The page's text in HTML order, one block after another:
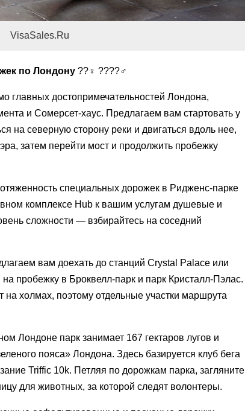
VisaSales.Ru
по Лондону ??‍♀️ ????‍♂️
главных достопримечательностей Лондона,
и Сомерсет-хаус. Предлагаем вам стартовать у
на северную сторону реки и двигаться вдоль нее,
затем перейти мост и продолжить пробежку
специальных дорожек в Ридженс-парке
комплексе Hub к вашим услугам душевые и
сложности — взбирайтесь на соседний
вам доехать до станций Crystal Palace или
пробежку в Броквелл-парк и парк Кристалл-Пэлас.
холмах, поэтому отдельные участки маршрута
Лондоне парк занимает 167 гектаров лугов и
пояса» Лондона. Здесь базируется клуб бега
Triffic 10k. Петляя по дорожкам парка, загляните
для животных, за которой следят волонтеры.